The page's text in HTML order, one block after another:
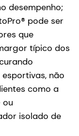
desempenho;
pode ser
que
típico dos
não
como a
ou
isolado de